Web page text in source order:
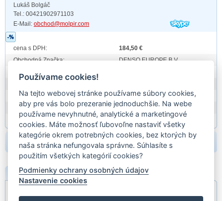
Lukáš Bolgáč
Tel.: 00421902971103
E-Mail: obchod@molpir.com
cena s DPH:
184,50 €
Obchodná Značka:
DENSO EUROPE B.V.
Prod. id:
hmotnosť:
8,4350
EAN:
EAN
Partn. kódy:
beriem:
POPIS
OE: A0002302511
Používame cookies!
Na tejto webovej stránke používame súbory cookies,
aby pre vás bolo prezeranie jednoduchšie. Na webe
používame nevyhnutné, analytické a marketingové
cookies. Máte možnosť ľubovoľne nastaviť všetky
kategórie okrem potrebných cookies, bez ktorých by
naša stránka nefungovala správne. Súhlasíte s
použitím všetkých kategórií cookies?
Podmienky ochrany osobných údajov
Nastavenie cookies